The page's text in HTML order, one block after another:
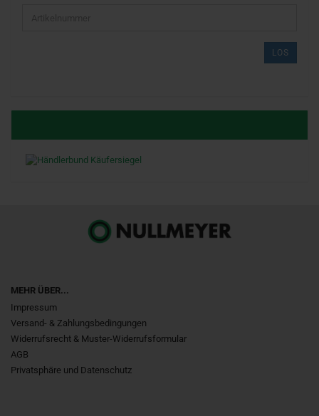
LOS
MEHR ÜBER...
Impressum
Versand- & Zahlungsbedingungen
Widerrufsrecht & Muster-Widerrufsformular
AGB
Privatsphäre und Datenschutz